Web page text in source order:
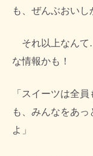
も、ぜんぶおいし
それ以上なんて
な情報かも！
「スイーツは全
も、みんなをあ
よ」